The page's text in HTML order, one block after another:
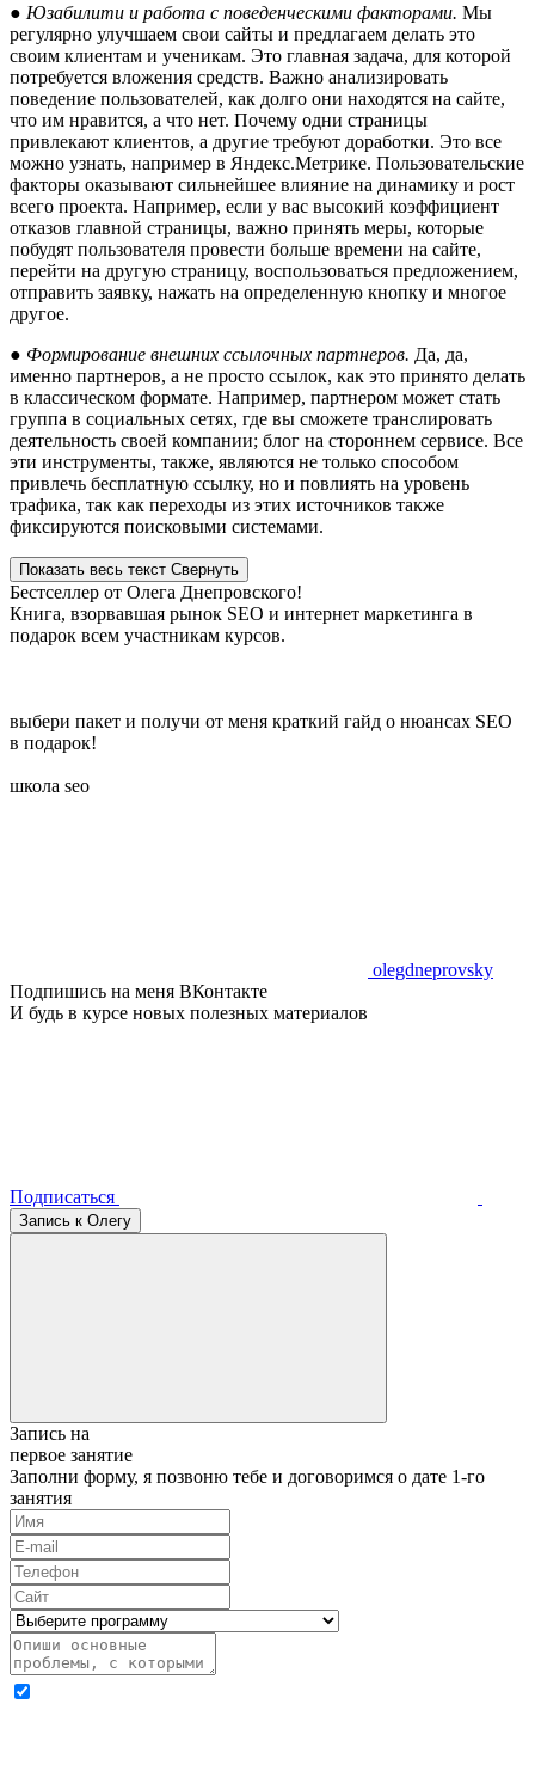
● Юзабилити и работа с поведенческими факторами. Мы
регулярно улучшаем свои сайты и предлагаем делать это
своим клиентам и ученикам. Это главная задача, для которой
потребуется вложения средств. Важно анализировать
поведение пользователей, как долго они находятся на сайте,
что им нравится, а что нет. Почему одни страницы
привлекают клиентов, а другие требуют доработки. Это все
можно узнать, например в Яндекс.Метрике. Пользовательские
факторы оказывают сильнейшее влияние на динамику и рост
всего проекта. Например, если у вас высокий коэффициент
отказов главной страницы, важно принять меры, которые
побудят пользователя провести больше времени на сайте,
перейти на другую страницу, воспользоваться предложением,
отправить заявку, нажать на определенную кнопку и многое
другое.
● Формирование внешних ссылочных партнеров. Да, да,
именно партнеров, а не просто ссылок, как это принято делать
в классическом формате. Например, партнером может стать
группа в социальных сетях, где вы сможете транслировать
деятельность своей компании; блог на стороннем сервисе. Все
эти инструменты, также, являются не только способом
привлечь бесплатную ссылку, но и повлиять на уровень
трафика, так как переходы из этих источников также
фиксируются поисковыми системами.
Показать весь текст Свернуть
Бестселлер от Олега Днепровского!
Книга, взорвавшая рынок SEO и интернет маркетинга в
подарок всем участникам курсов.
выбери пакет и получи от меня краткий гайд о нюансах SEO
в подарок!
школа seo
olegdneprovsky
Подпишись на меня ВКонтакте
И будь в курсе новых полезных материалов
Подписаться
Запись к Олегу
Запись на
первое занятие
Заполни форму, я позвоню тебе и договоримся о дате 1-го
занятия